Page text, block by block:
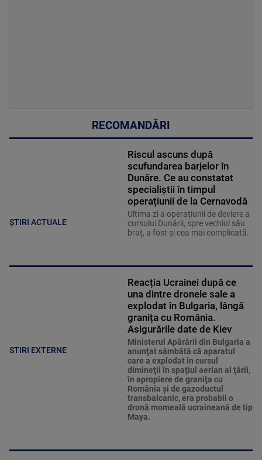
RECOMANDĂRI
ȘTIRI ACTUALE
Riscul ascuns după
scufundarea barjelor în
Dunăre. Ce au constatat
specialiștii în timpul
operațiunii de la Cernavodă
Ultima zi a operațiunii de deviere a
cursului Dunării, spre vechiul său
braț, a fost și cea mai complicată.
STIRI EXTERNE
Reacția Ucrainei după ce
una dintre dronele sale a
explodat în Bulgaria, lângă
granița cu România.
Asigurările date de Kiev
Ministerul Apărării din Bulgaria a
anunţat sâmbătă că aparatul
care a explodat în cursul
dimineţii în spaţiul aerian al ţării,
în apropiere de graniţa cu
România şi de gazoductul
transbalcanic, era probabil o
dronă momeală ucraineană de tip
Maya.